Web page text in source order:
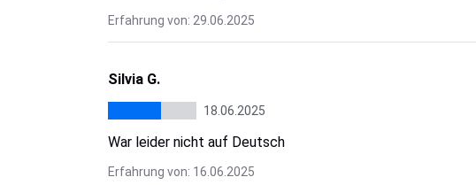
Erfahrung von: 29.06.2025
Silvia G.
18.06.2025
War leider nicht auf Deutsch
Erfahrung von: 16.06.2025